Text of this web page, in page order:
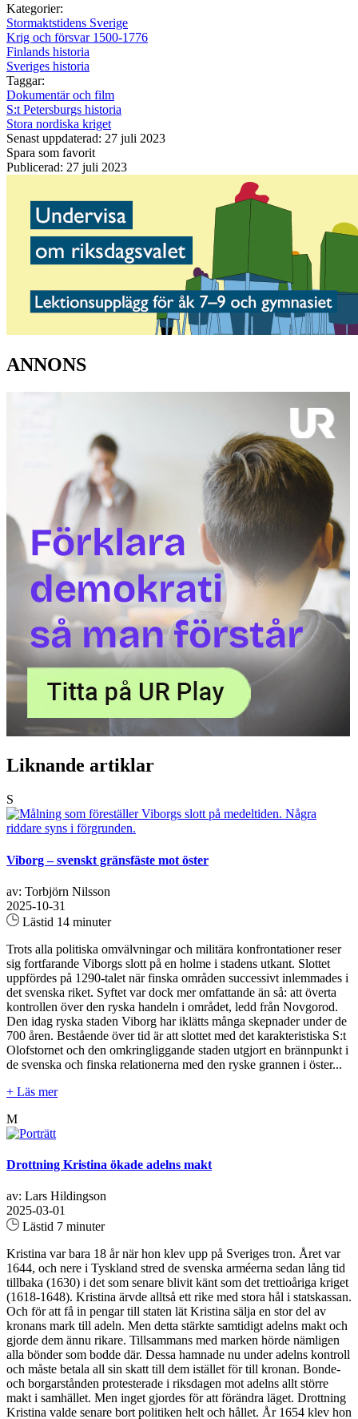
Kategorier:
Stormaktstidens Sverige
Krig och försvar 1500-1776
Finlands historia
Sveriges historia
Taggar:
Dokumentär och film
S:t Petersburgs historia
Stora nordiska kriget
Senast uppdaterad: 27 juli 2023
Spara som favorit
Publicerad: 27 juli 2023
ANNONS
Liknande artiklar
S
Viborg – svenskt gränsfäste mot öster
av: Torbjörn Nilsson
2025-10-31
Lästid 14 minuter
Trots alla politiska omvälvningar och militära konfrontationer reser
sig fortfarande Viborgs slott på en holme i stadens utkant. Slottet
uppfördes på 1290-talet när finska områden successivt inlemmades i
det svenska riket. Syftet var dock mer omfattande än så: att överta
kontrollen över den ryska handeln i området, ledd från Novgorod.
Den idag ryska staden Viborg har iklätts många skepnader under de
700 åren. Bestående över tid är att slottet med det karakteristiska S:t
Olofstornet och den omkringliggande staden utgjort en brännpunkt i
de svenska och finska relationerna med den ryske grannen i öster...
+ Läs mer
M
Drottning Kristina ökade adelns makt
av: Lars Hildingson
2025-03-01
Lästid 7 minuter
Kristina var bara 18 år när hon klev upp på Sveriges tron. Året var
1644, och nere i Tyskland stred de svenska arméerna sedan lång tid
tillbaka (1630) i det som senare blivit känt som det trettioåriga kriget
(1618-1648). Kristina ärvde alltså ett rike med stora hål i statskassan.
Och för att få in pengar till staten lät Kristina sälja en stor del av
kronans mark till adeln. Men detta stärkte samtidigt adelns makt och
gjorde dem ännu rikare. Tillsammans med marken hörde nämligen
alla bönder som bodde där. Dessa hamnade nu under adelns kontroll
och måste betala all sin skatt till dem istället för till kronan. Bonde-
och borgarstånden protesterade i riksdagen mot adelns allt större
makt i samhället. Men inget gjordes för att förändra läget. Drottning
Kristina valde senare bort politiken helt och hållet. År 1654 klev hon